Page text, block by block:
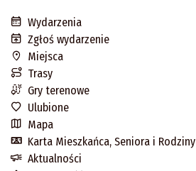
Wydarzenia
Zgłoś wydarzenie
Miejsca
Trasy
Gry terenowe
Ulubione
Mapa
Karta Mieszkańca, Seniora i Rodziny
Aktualności